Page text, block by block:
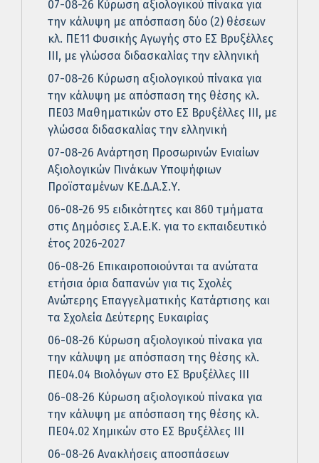
07-08-26 Κύρωση αξιολογικού πίνακα για
την κάλυψη με απόσπαση δύο (2) θέσεων
κλ. ΠΕ11 Φυσικής Αγωγής στο ΕΣ Βρυξέλλες
ΙΙΙ, με γλώσσα διδασκαλίας την ελληνική
07-08-26 Κύρωση αξιολογικού πίνακα για
την κάλυψη με απόσπαση της θέσης κλ.
ΠΕ03 Μαθηματικών στο ΕΣ Βρυξέλλες ΙΙΙ, με
γλώσσα διδασκαλίας την ελληνική
07-08-26 Ανάρτηση Προσωρινών Ενιαίων
Αξιολογικών Πινάκων Υποψήφιων
Προϊσταμένων ΚΕ.Δ.Α.Σ.Υ.
06-08-26 95 ειδικότητες και 860 τμήματα
στις Δημόσιες Σ.Α.Ε.Κ. για το εκπαιδευτικό
έτος 2026-2027
06-08-26 Επικαιροποιούνται τα ανώτατα
ετήσια όρια δαπανών για τις Σχολές
Ανώτερης Επαγγελματικής Κατάρτισης και
τα Σχολεία Δεύτερης Ευκαιρίας
06-08-26 Κύρωση αξιολογικού πίνακα για
την κάλυψη με απόσπαση της θέσης κλ.
ΠΕ04.04 Βιολόγων στο ΕΣ Βρυξέλλες ΙΙΙ
06-08-26 Κύρωση αξιολογικού πίνακα για
την κάλυψη με απόσπαση της θέσης κλ.
ΠΕ04.02 Χημικών στο ΕΣ Βρυξέλλες ΙΙΙ
06-08-26 Ανακλήσεις αποσπάσεων